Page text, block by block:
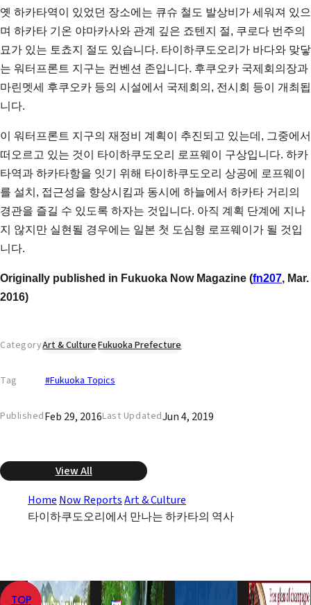
옛 하카타역이 있었던 장소에는 큐슈 철도 발상비가 세워져 있으
며 하카타 기온 야마카사와 관계 깊은 죠텐지 절, 쿠로다 번주의
묘가 있는 토쵸지 절도 있습니다. 타이하쿠도오리가 바다와 맞닿
는 워터프론트 지구는 컨벤션 존입니다. 후쿠오카 국제회의장과
마린멧세 후쿠오카 등의 시설에서 국제회의, 전시회 등이 개최됩
니다.
이 워터프론트 지구의 재정비 계획이 추진되고 있는데, 그중에서
떠오르고 있는 것이 타이하쿠도오리 로프웨이 구상입니다. 하카
타역과 하카타항을 잇기 위해 타이하쿠도오리 상공에 로프웨이
를 설치, 접근성을 향상시킴과 동시에 하늘에서 하카타 거리의
경관을 즐길 수 있도록 하자는 것입니다. 아직 계획 단계에 지나
지 않지만 실현될 경우에는 일본 첫 도심형 로프웨이가 될 것입
니다.
Originally published in Fukuoka Now Magazine (fn207, Mar.
2016)
CategoryArt & CultureFukuoka Prefecture
Tag #Fukuoka Topics
PublishedFeb 29, 2016Last UpdatedJun 4, 2019
View All
Home Now ReportsArt & Culture
타이하쿠도오리에서 만나는 하카타의 역사
TOP